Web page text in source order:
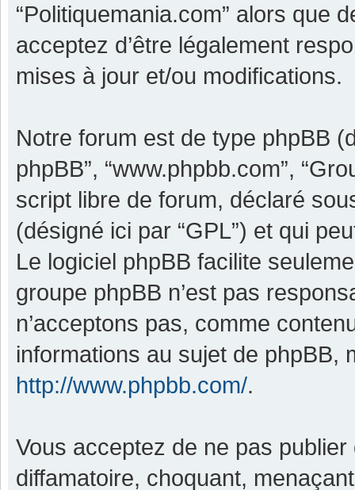
“Politiquemania.com” alors que
acceptez d’être légalement
mises à jour et/ou modifications.
Notre forum est de type phpBB
phpBB”, “www.phpbb.com”,
script libre de forum, déclaré
(désigné ici par “GPL”) et qui
Le logiciel phpBB facilite
groupe phpBB n’est pas
n’acceptons pas, comme
informations au sujet de phpBB,
http://www.phpbb.com/.
Vous acceptez de ne pas
diffamatoire, choquant,